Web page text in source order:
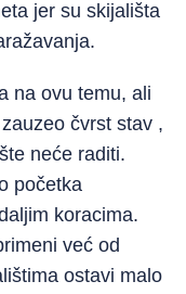
jer su skijališta
na ovu temu, ali
čvrst stav ,
neće raditi.
početka
koracima.
već od
ostavi malo